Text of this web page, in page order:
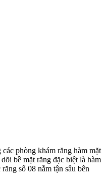
phòng khám răng hàm mặt
bề mặt răng đặc biệt là hàm
số 08 nằm tận sâu bên